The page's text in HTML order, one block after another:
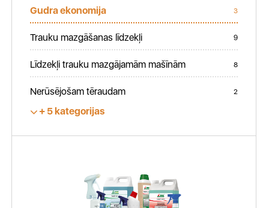
Gudra ekonomija 3
Trauku mazgāšanas līdzekļi 9
Līdzekļi trauku mazgājamām mašīnām 8
Nerūsējošam tēraudam 2
5 kategorijas